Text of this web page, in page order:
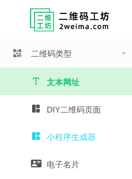
二维码类型
文本网址
DIY二维码页面
小程序生成器
电子名片